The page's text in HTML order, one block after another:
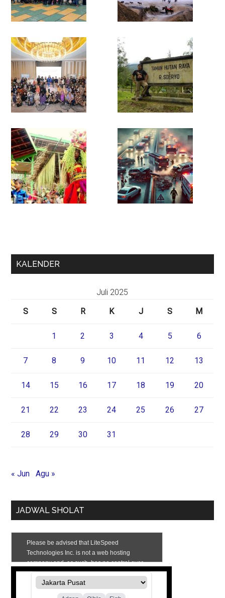
KALENDER
Juli 2025
S
S R K J S M
1 2 3 4 5 6
7 8 9 10 11 12 13
14 15 16 17 18 19 20
21 22 23 24 25 26 27
28 29 30 31
« Jun Agu »
JADWAL SHOLAT